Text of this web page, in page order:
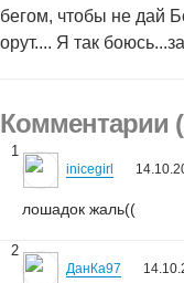
бегом, чтобы не дай
орут.... Я так
Комментарии
1
inicegirl
лошадок жаль((
2
ДанКа97